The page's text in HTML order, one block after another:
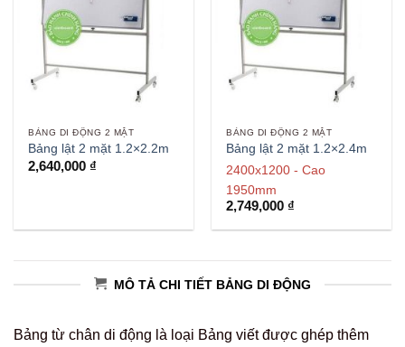
BẢNG DI ĐỘNG 2 MẶT
Bảng lật 2 mặt 1.2×2.2m
2,640,000 ₫
BẢNG DI ĐỘNG 2 MẶT
Bảng lật 2 mặt 1.2×2.4m
2400x1200 - Cao
1950mm
2,749,000 ₫
MÔ TẢ CHI TIẾT BẢNG DI ĐỘNG
Bảng từ chân di động là loại Bảng viết được ghép thêm